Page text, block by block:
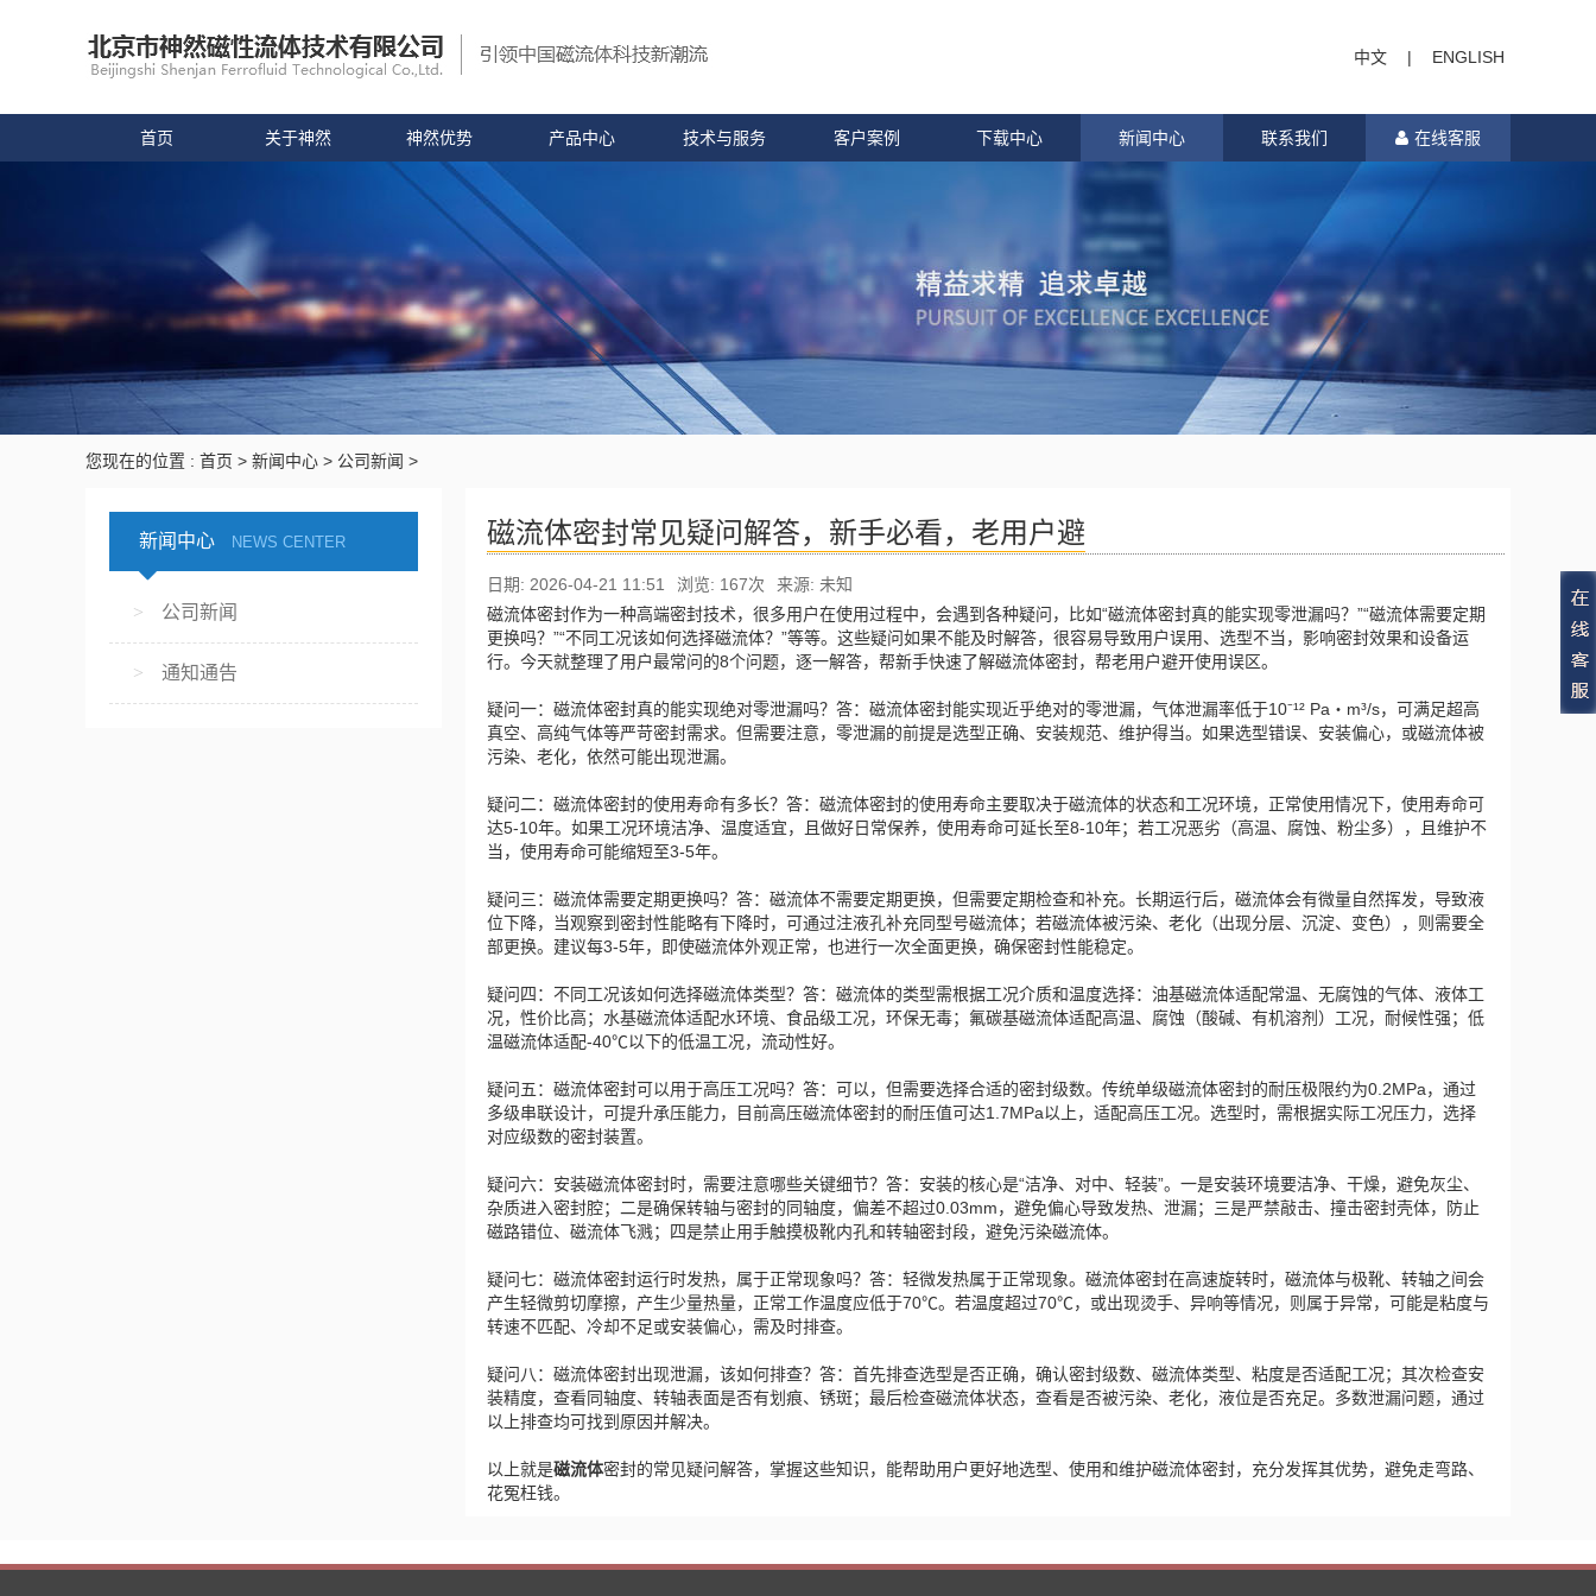
中文 | ENGLISH
首页 关于神然 神然优势 产品中心 技术与服务 客户案例 下载中心 新闻中心 联系我们 在线客服
您现在的位置 : 首页 > 新闻中心 > 公司新闻 >
新闻中心 NEWS CENTER
公司新闻
通知通告
磁流体密封常见疑问解答，新手必看，老用户避
日期: 2026-04-21 11:51 浏览: 167次
来源: 未知
磁流体密封作为一种高端密封技术，很多用户在使用过程中，会遇到各种疑问，比如“磁流体密封真的能实现零泄漏吗？”“磁流体需要定期
更换吗？”“不同工况该如何选择磁流体？”等等。这些疑问如果不能及时解答，很容易导致用户误用、选型不当，影响密封效果和设备运
行。今天就整理了用户最常问的8个问题，逐一解答，帮新手快速了解磁流体密封，帮老用户避开使用误区。
疑问一：磁流体密封真的能实现绝对零泄漏吗？答：磁流体密封能实现近乎绝对的零泄漏，气体泄漏率低于10⁻¹² Pa・m³/s，可满足超高
真空、高纯气体等严苛密封需求。但需要注意，零泄漏的前提是选型正确、安装规范、维护得当。如果选型错误、安装偏心，或磁流体被
污染、老化，依然可能出现泄漏。
疑问二：磁流体密封的使用寿命有多长？答：磁流体密封的使用寿命主要取决于磁流体的状态和工况环境，正常使用情况下，使用寿命可
达5-10年。如果工况环境洁净、温度适宜，且做好日常保养，使用寿命可延长至8-10年；若工况恶劣（高温、腐蚀、粉尘多），且维护不
当，使用寿命可能缩短至3-5年。
疑问三：磁流体需要定期更换吗？答：磁流体不需要定期更换，但需要定期检查和补充。长期运行后，磁流体会有微量自然挥发，导致液
位下降，当观察到密封性能略有下降时，可通过注液孔补充同型号磁流体；若磁流体被污染、老化（出现分层、沉淀、变色），则需要全
部更换。建议每3-5年，即使磁流体外观正常，也进行一次全面更换，确保密封性能稳定。
疑问四：不同工况该如何选择磁流体类型？答：磁流体的类型需根据工况介质和温度选择：油基磁流体适配常温、无腐蚀的气体、液体工
况，性价比高；水基磁流体适配水环境、食品级工况，环保无毒；氟碳基磁流体适配高温、腐蚀（酸碱、有机溶剂）工况，耐候性强；低
温磁流体适配-40℃以下的低温工况，流动性好。
疑问五：磁流体密封可以用于高压工况吗？答：可以，但需要选择合适的密封级数。传统单级磁流体密封的耐压极限约为0.2MPa，通过
多级串联设计，可提升承压能力，目前高压磁流体密封的耐压值可达1.7MPa以上，适配高压工况。选型时，需根据实际工况压力，选择
对应级数的密封装置。
疑问六：安装磁流体密封时，需要注意哪些关键细节？答：安装的核心是“洁净、对中、轻装”。一是安装环境要洁净、干燥，避免灰尘、
杂质进入密封腔；二是确保转轴与密封的同轴度，偏差不超过0.03mm，避免偏心导致发热、泄漏；三是严禁敲击、撞击密封壳体，防止
磁路错位、磁流体飞溅；四是禁止用手触摸极靴内孔和转轴密封段，避免污染磁流体。
疑问七：磁流体密封运行时发热，属于正常现象吗？答：轻微发热属于正常现象。磁流体密封在高速旋转时，磁流体与极靴、转轴之间会
产生轻微剪切摩擦，产生少量热量，正常工作温度应低于70℃。若温度超过70℃，或出现烫手、异响等情况，则属于异常，可能是粘度与
转速不匹配、冷却不足或安装偏心，需及时排查。
疑问八：磁流体密封出现泄漏，该如何排查？答：首先排查选型是否正确，确认密封级数、磁流体类型、粘度是否适配工况；其次检查安
装精度，查看同轴度、转轴表面是否有划痕、锈斑；最后检查磁流体状态，查看是否被污染、老化，液位是否充足。多数泄漏问题，通过
以上排查均可找到原因并解决。
以上就是磁流体密封的常见疑问解答，掌握这些知识，能帮助用户更好地选型、使用和维护磁流体密封，充分发挥其优势，避免走弯路、
花冤枉钱。